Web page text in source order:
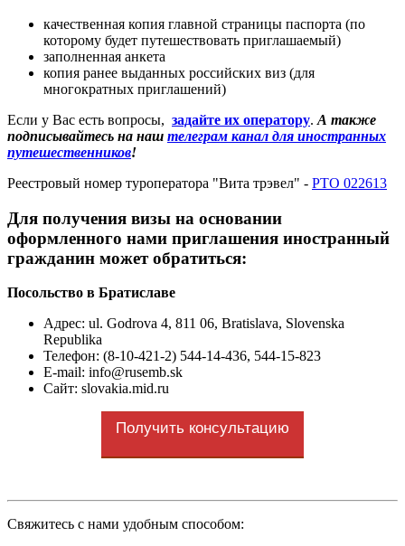
качественная копия главной страницы паспорта (по
которому будет путешествовать приглашаемый)
заполненная анкета
копия ранее выданных российских виз (для
многократных приглашений)
Если у Вас есть вопросы, задайте их оператору. А также
подписывайтесь на наш телеграм канал для иностранных
путешественников!
Реестровый номер туроператора "Вита трэвел" - РТО 022613
Для получения визы на основании
оформленного нами приглашения иностранный
гражданин может обратиться:
Посольство в Братиславе
Адрес: ul. Godrova 4, 811 06, Bratislava, Slovenska
Republika
Телефон: (8-10-421-2) 544-14-436, 544-15-823
E-mail: info@rusemb.sk
Сайт: slovakia.mid.ru
Получить консультацию
Cвяжитесь с нами удобным способом: